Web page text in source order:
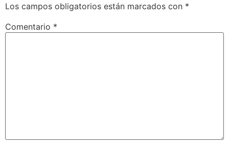
Los campos obligatorios están marcados con *
Comentario *